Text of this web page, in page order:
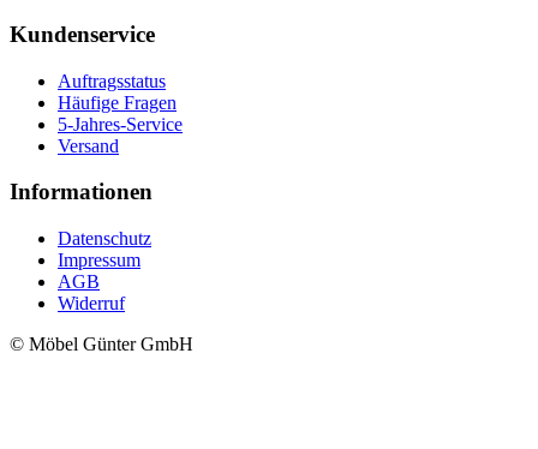
Kundenservice
Auftragsstatus
Häufige Fragen
5-Jahres-Service
Versand
Informationen
Datenschutz
Impressum
AGB
Widerruf
© Möbel Günter GmbH